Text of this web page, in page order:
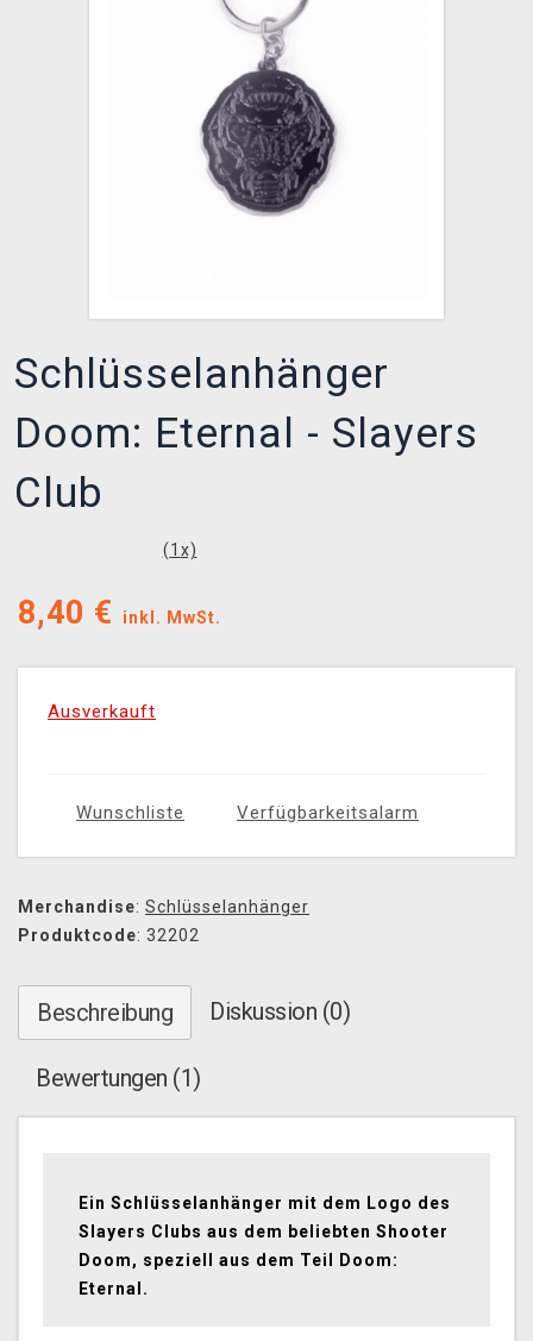
Schlüsselanhänger
Doom: Eternal - Slayers
Club
(1 x)
8,40 € inkl. MwSt.
Ausverkauft
Wunschliste Verfügbarkeitsalarm
Merchandise: Schlüsselanhänger
Produktcode: 32202
Beschreibung Diskussion (0)
Bewertungen (1)
Ein Schlüsselanhänger mit dem Logo des
Slayers Clubs aus dem beliebten Shooter
Doom, speziell aus dem Teil Doom:
Eternal.